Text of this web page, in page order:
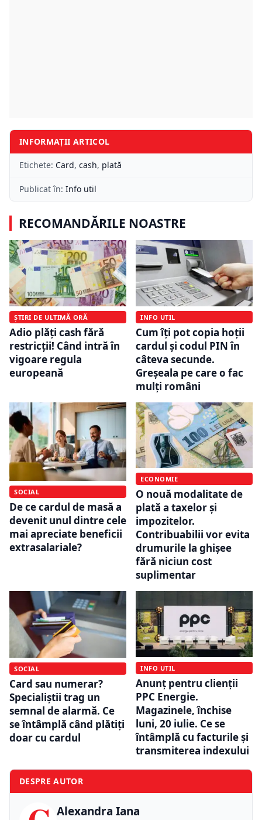
INFORMAȚII ARTICOL
Etichete: Card, cash, plată
Publicat în: Info util
RECOMANDĂRILE NOASTRE
ȘTIRI DE ULTIMĂ ORĂ
Adio plăți cash fără
restricții! Când intră în
vigoare regula
europeană
INFO UTIL
Cum îți pot copia hoții
cardul și codul PIN în
câteva secunde.
Greșeala pe care o fac
mulți români
SOCIAL
De ce cardul de masă a
devenit unul dintre cele
mai apreciate beneficii
extrasalariale?
ECONOMIE
O nouă modalitate de
plată a taxelor și
impozitelor.
Contribuabilii vor evita
drumurile la ghișee
fără niciun cost
suplimentar
SOCIAL
Card sau numerar?
Specialiștii trag un
semnal de alarmă. Ce
se întâmplă când plătiți
doar cu cardul
INFO UTIL
Anunț pentru clienții
PPC Energie.
Magazinele, închise
luni, 20 iulie. Ce se
întâmplă cu facturile și
transmiterea indexului
DESPRE AUTOR
Alexandra Iana